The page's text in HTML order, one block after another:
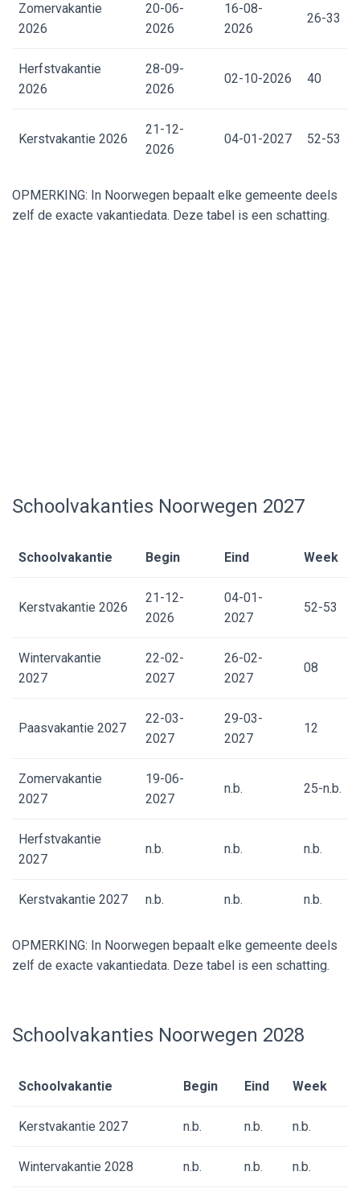
Zomervakantie
2026
20-06-
2026
16-08-
2026
26-33
Herfstvakantie
2026
28-09-
2026
02-10-2026 40
Kerstvakantie 2026
21-12-
2026
04-01-2027 52-53
OPMERKING: In Noorwegen bepaalt elke gemeente deels
zelf de exacte vakantiedata. Deze tabel is een schatting.
Schoolvakanties Noorwegen 2027
Schoolvakantie Begin Eind Week
Kerstvakantie 2026
21-12-
2026
04-01-
2027
52-53
Wintervakantie
2027
22-02-
2027
26-02-
2027
08
Paasvakantie 2027
22-03-
2027
29-03-
2027
12
Zomervakantie
2027
19-06-
2027
n.b. 25-n.b.
Herfstvakantie
2027
n.b. n.b. n.b.
Kerstvakantie 2027 n.b. n.b. n.b.
OPMERKING: In Noorwegen bepaalt elke gemeente deels
zelf de exacte vakantiedata. Deze tabel is een schatting.
Schoolvakanties Noorwegen 2028
Schoolvakantie Begin Eind Week
Kerstvakantie 2027 n.b. n.b. n.b.
Wintervakantie 2028 n.b. n.b. n.b.